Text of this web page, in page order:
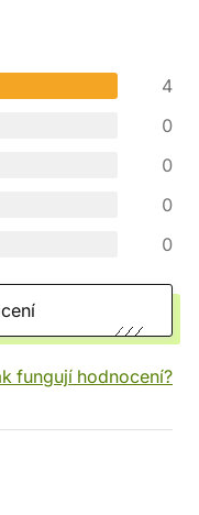
4
0
0
0
0
fungují hodnocení?